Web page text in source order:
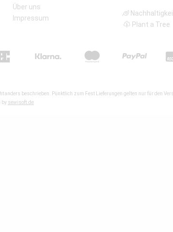
Über uns
Impressum
Plant a Tree
anders beschrieben. Pünktlich zum Fest Lieferungen gelten nur für den
by sewisoft.de